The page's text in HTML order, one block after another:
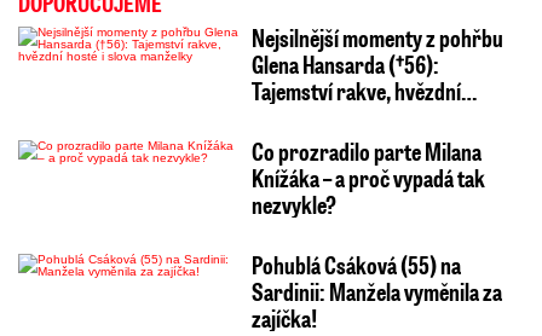
Nejsilnější momenty z pohřbu
Glena Hansarda (†56):
Tajemství rakve, hvězdní…
Co prozradilo parte Milana
Knížáka – a proč vypadá tak
nezvykle?
Pohublá Csáková (55) na
Sardinii: Manžela vyměnila za
zajíčka!